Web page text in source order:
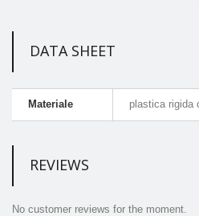
DATA SHEET
Materiale plastica rigida
REVIEWS
No customer reviews for the moment.